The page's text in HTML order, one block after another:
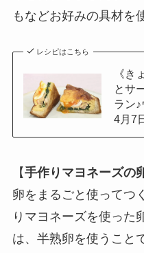
もなどお好みの具材を
レシピはこちら
《き
とサ
ラン
4月7
【手作りマヨネーズの
卵をまるごと使ってつ
りマヨネーズを使った
は、半熟卵を使うこと